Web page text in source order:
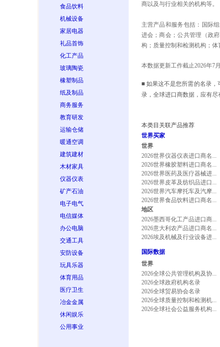
食品饮料
机械设备
家居电器
礼品首饰
化工产品
玻璃陶瓷
橡塑制品
纸及制品
商务服务
教育研发
运输仓储
暖通空调
建筑建材
木材家具
仪器仪表
矿产石油
电子电气
电信媒体
办公电脑
交通工具
安防设备
玩具乐器
体育用品
医疗卫生
冶金金属
休闲娱乐
公用事业
商以及与行业相关的机构等。
主营产品和服务包括：国际
进会；商会；公共管理（政
构；质量控制和检测机构；
本数据更新工作截止2026年7
■ 如果这不是您所需的名录，
录，全球进口商数据，应有
本类目关联产品推荐
世界买家
世界
2026世界仪器仪表进口商名...
2026世界橡胶塑料进口商名...
2026世界医药及医疗器械进...
2026世界皮革及纺织品进口...
2026世界汽车摩托车及汽摩...
2026世界食品饮料进口商名...
地区
2026墨西哥化工产品进口商...
2026意大利农产品进口商名...
2026埃及机械及行业设备进...
国际数据
世界
2026全球公共管理机构及协...
2026全球政府机构名录
2026全球贸易协会名录
2026全球质量控制和检测机...
2026全球社会公益服务机构...